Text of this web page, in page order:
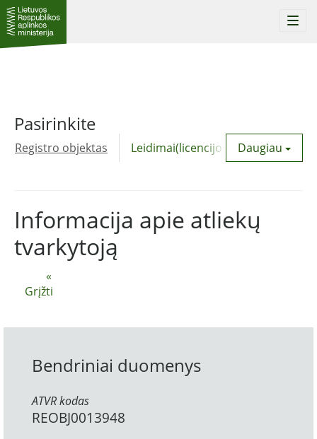
Pasirinkite
Registro objektas Leidimai(licencijos) Daugiau
«
Grįžti
Informacija apie atliekų
tvarkytoją
Bendriniai duomenys
ATVR kodas
REOBJ0013948